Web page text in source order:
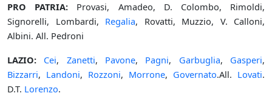
PRO PATRIA: Provasi, Amadeo, D. Colombo, Rimoldi,
Signorelli, Lombardi, Regalia, Rovatti, Muzzio, V. Calloni,
Albini. All. Pedroni
LAZIO:
Cei, Zanetti, Pavone, Pagni, Garbuglia, Gasperi,
Bizzarri, Landoni, Rozzoni, Morrone, Governato.All. Lovati.
D.T. Lorenzo.